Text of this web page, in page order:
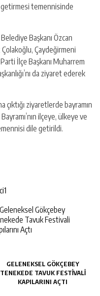
getirmesi temennisinde
Başkanı Özcan
Çaydeğirmeni
İlçe Başkanı Muharrem
da ziyaret ederek
çıktığı ziyaretlerde bayramın
ilçeye, ülkeye ve
dile getirildi.
GELENEKSEL GÖKÇEBEY
TENEKEDE TAVUK FESTIVALI
KAPILARINI AÇTI